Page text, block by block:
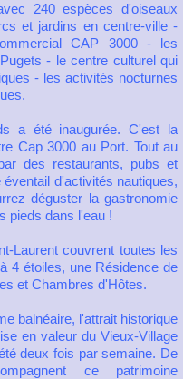
240 espèces d'oiseaux
et jardins en centre-ville -
CAP 3000 - les
- le centre culturel qui
- les activités nocturnes
a été inaugurée. C'est la
Cap 3000 au Port. Tout au
des restaurants, pubs et
d'activités nautiques,
déguster la gastronomie
pieds dans l'eau !
Laurent couvrent toutes les
4 étoiles, une Résidence de
et Chambres d'Hôtes.
balnéaire, l'attrait historique
en valeur du Vieux-Village
deux fois par semaine. De
ce patrimoine